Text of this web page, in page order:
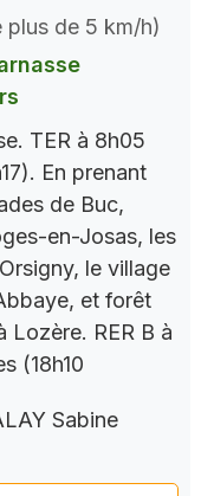
de 5 km/h)
TER à 8h05
En prenant
de Buc,
en-Josas, les
le village
et forêt
Lozère. RER B à
(18h10
Sabine